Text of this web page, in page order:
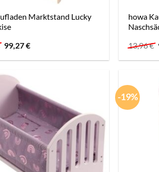
Marktstand Lucky
Ursprünglicher
Preis
war:
99,27€Aktueller
ist:
howa
13,96€
-19%